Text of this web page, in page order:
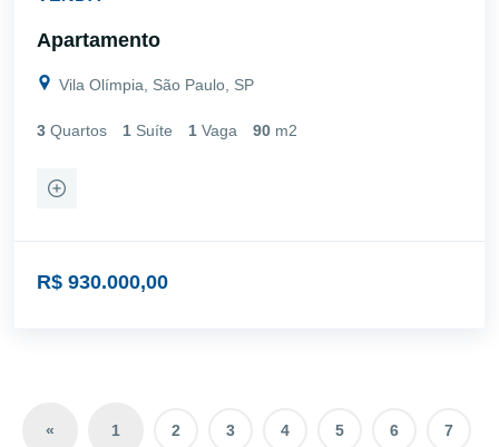
Apartamento
Vila Olímpia, São Paulo, SP
3 Quartos 1 Suíte 1 Vaga 90 m2
R$ 930.000,00
« 1 2 3 4 5 6 7